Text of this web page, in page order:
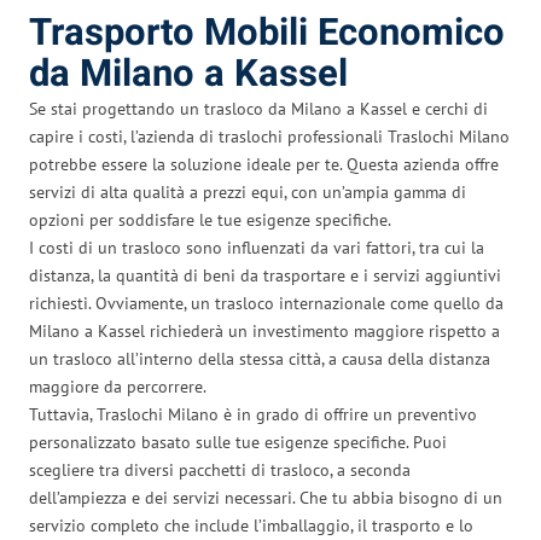
Trasporto Mobili Economico
da Milano a Kassel
Se stai progettando un trasloco da Milano a Kassel e cerchi di
capire i costi, l’azienda di traslochi professionali Traslochi Milano
potrebbe essere la soluzione ideale per te. Questa azienda offre
servizi di alta qualità a prezzi equi, con un’ampia gamma di
opzioni per soddisfare le tue esigenze specifiche.
I costi di un trasloco sono influenzati da vari fattori, tra cui la
distanza, la quantità di beni da trasportare e i servizi aggiuntivi
richiesti. Ovviamente, un trasloco internazionale come quello da
Milano a Kassel richiederà un investimento maggiore rispetto a
un trasloco all’interno della stessa città, a causa della distanza
maggiore da percorrere.
Tuttavia, Traslochi Milano è in grado di offrire un preventivo
personalizzato basato sulle tue esigenze specifiche. Puoi
scegliere tra diversi pacchetti di trasloco, a seconda
dell’ampiezza e dei servizi necessari. Che tu abbia bisogno di un
servizio completo che include l’imballaggio, il trasporto e lo